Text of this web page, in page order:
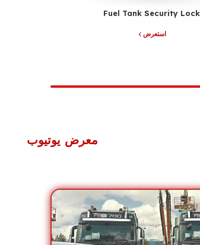
Fuel Tank Security Lock
استعرض
معرض يوتيوب